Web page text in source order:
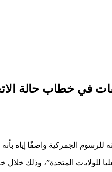
في خطاب حالة
للرسوم الجمركية واصفًا إياه
للولايات المتحدة”، وذلك خلال